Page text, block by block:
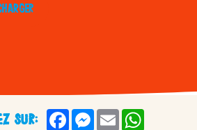
/fr/fr/kinder-country
sur: FacebookMessenger
Email